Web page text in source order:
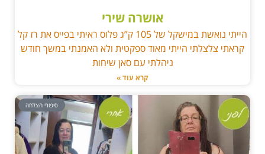
אושרה שירי
הייתי נואשת במישקל של 105 ק”ג פלוס ראיתי בפייס את רז קל
קראתי צלצלתי הייתי מאוד ספקטית ולא האמנתי במשך חודש
ניהלתי עם סאן שיחות
קרא עוד »
סיפורי הצלחה